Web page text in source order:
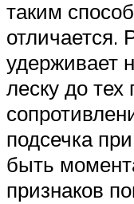
таким
отличается.
удерживает
леску до
подсечка
быть
признаков